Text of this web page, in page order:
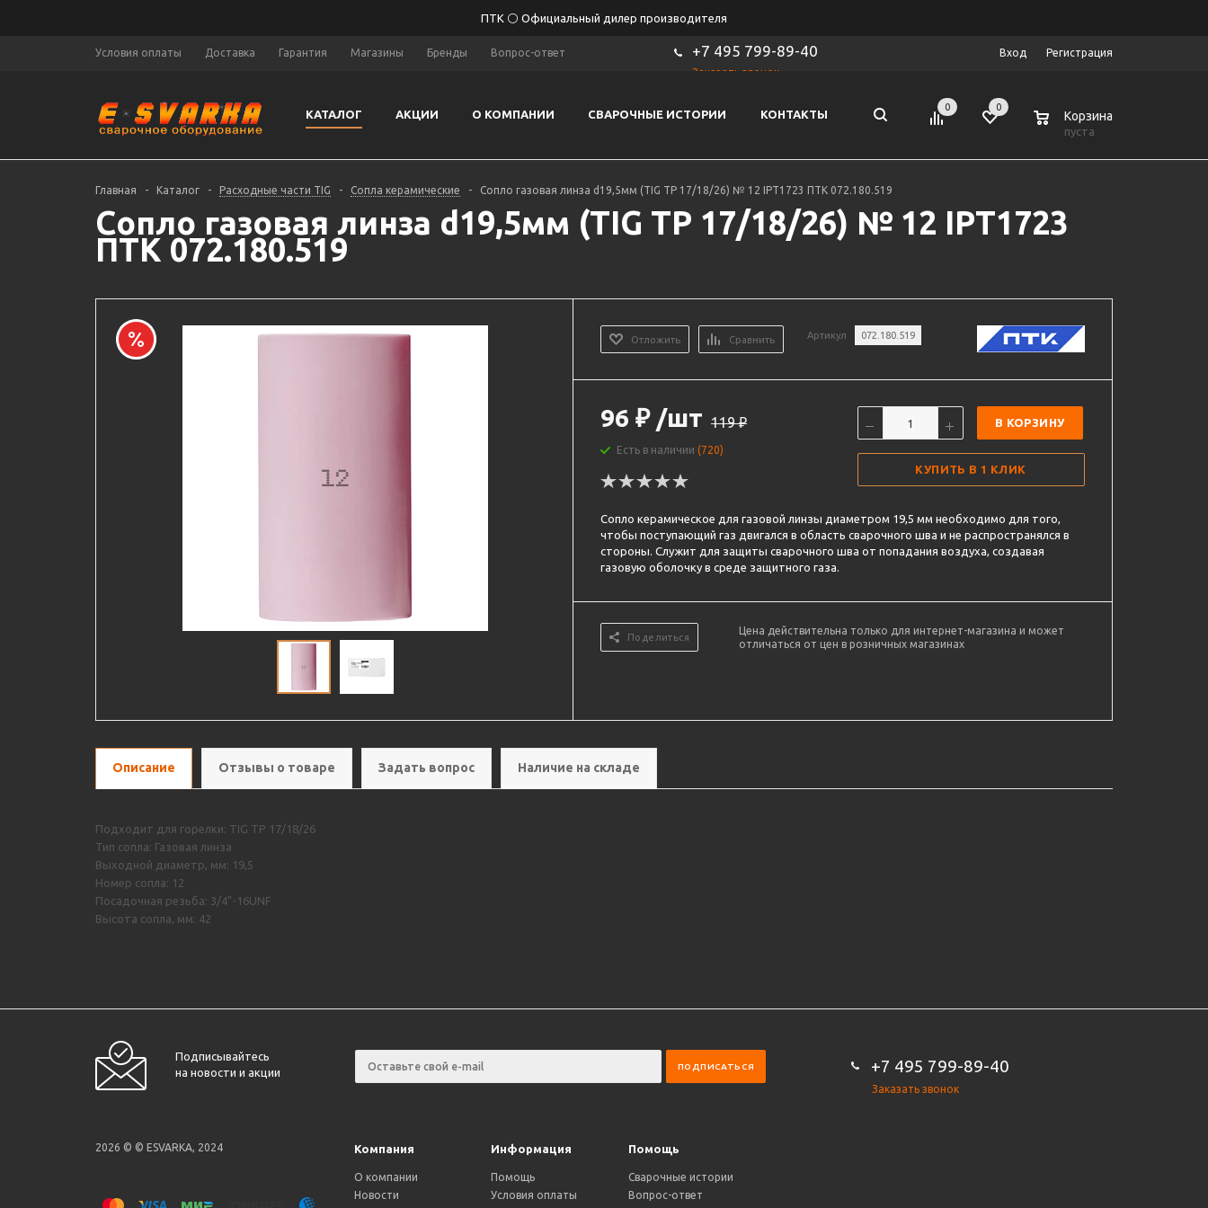
ПТК ⚪ Официальный дилер производителя
Условия оплаты Доставка Гарантия Магазины Бренды Вопрос-ответ +7 495 799-89-40
Заказать звонок
Вход Регистрация
КАТАЛОГ АКЦИИ О КОМПАНИИ СВАРОЧНЫЕ ИСТОРИИ КОНТАКТЫ
0 0
Корзина
пуста
Главная - Каталог - Расходные части TIG - Сопла керамические - Сопло газовая линза d19,5мм (TIG TP 17/18/26) № 12 IPT1723 ПТК 072.180.519
Сопло газовая линза d19,5мм (TIG TP 17/18/26) № 12 IPT1723
ПТК 072.180.519
Отложить Сравнить Артикул 072.180.519
96 ₽ /шт 119₽
Есть в наличии(720)
В КОРЗИНУ
КУПИТЬ В 1 КЛИК
Сопло керамическое для газовой линзы диаметром 19,5 мм необходимо для того,
чтобы поступающий газ двигался в область сварочного шва и не распространялся в
стороны. Служит для защиты сварочного шва от попадания воздуха, создавая
газовую оболочку в среде защитного газа.
Поделиться
Цена действительна только для интернет-магазина и может
отличаться от цен в розничных магазинах
Описание Отзывы о товаре Задать вопрос Наличие на складе
Подходит для горелки: TIG TP 17/18/26
Тип сопла: Газовая линза
Выходной диаметр, мм: 19,5
Номер сопла: 12
Посадочная резьба: 3/4"-16UNF
Высота сопла, мм: 42
Подписывайтесь
на новости и акции
+7 495 799-89-40
Заказать звонок
2026 © © ESVARKA, 2024 Компания Информация Помощь
О компании
Новости
Помощь
Условия оплаты
Сварочные истории
Вопрос-ответ